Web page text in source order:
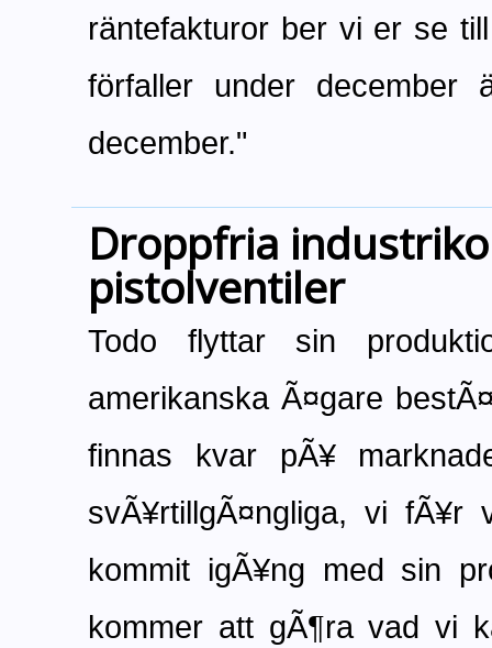
räntefakturor ber vi er se
förfaller under december
december."
Droppfria
pistolventiler
Todo flyttar sin
amerikanska Ã¤gare
finnas kvar pÃ¥
svÃ¥rtillgÃ¤ngliga, vi fÃ¥r
kommit igÃ¥ng med sin
kommer att gÃ¶ra vad vi